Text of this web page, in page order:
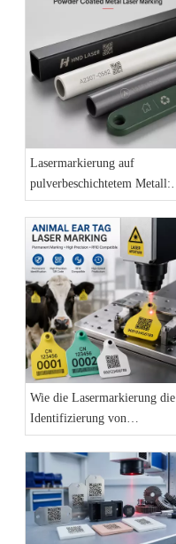
Lasermarkierung auf
pulverbeschichtetem Metall:
Eine dauerhafte
Kennzeichnungslösung für
Industrieprodukte
Wie die Lasermarkierung die
Identifizierung von
Tierohrmarken und die
Rückverfolgbarkeit von
Nutztieren verbessert